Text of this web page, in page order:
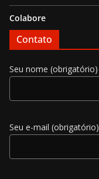
Colabore
Contato
Seu nome (obrigatório)
Seu e-mail (obrigatório)